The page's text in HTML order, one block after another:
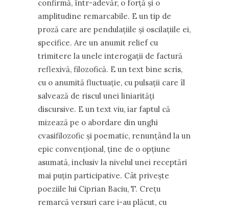
confirmă, într-adevăr, o forță și o
amplitudine remarcabile. E un tip de
proză care are pendulațiile și oscilațiile ei,
specifice. Are un anumit relief cu
trimitere la unele interogații de factură
reflexivă, filozofică. E un text bine scris,
cu o anumită fluctuație, cu pulsații care îl
salvează de riscul unei liniarități
discursive. E un text viu, iar faptul că
mizează pe o abordare din unghi
cvasifilozofic și poematic, renunțând la un
epic convențional, ține de o opțiune
asumată, inclusiv la nivelul unei receptări
mai puțin participative. Cât privește
poeziile lui Ciprian Baciu, T. Crețu
remarcă versuri care i-au plăcut, cu